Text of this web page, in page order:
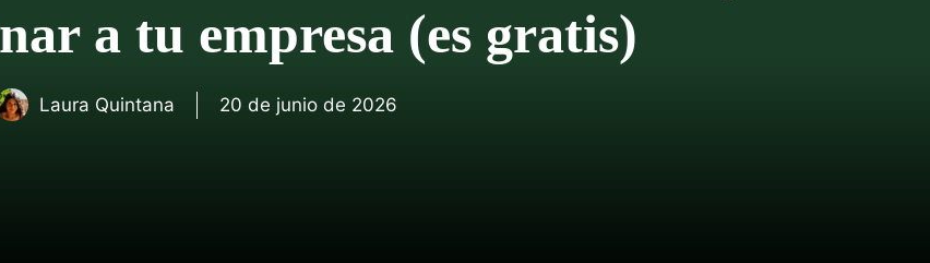
a tu empresa (es gratis)
Laura Quintana 20 de junio de 2026